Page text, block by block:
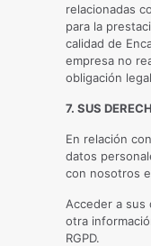
relacionadas
para la
calidad de
empresa no
obligación
7. SUS
En relación
datos
con nosotros
Acceder a sus
otra
RGPD.